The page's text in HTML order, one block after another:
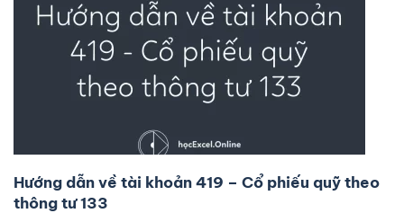
Hướng dẫn về tài khoản 419 – Cổ phiếu quỹ theo
thông tư 133